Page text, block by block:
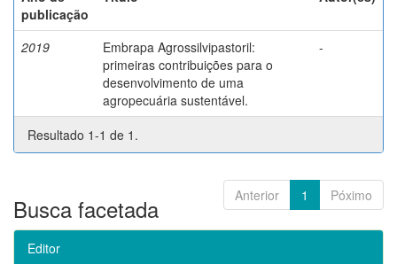
publicação
2019
Embrapa Agrossilvipastoril:
primeiras contribuições para o
desenvolvimento de uma
agropecuária sustentável.
-
Resultado 1-1 de 1.
Anterior 1 Póximo
Busca facetada
Editor